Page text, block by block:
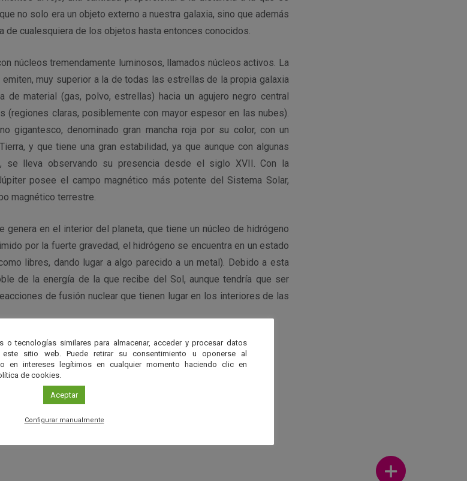
no solo era un objeto externo a nuestra galaxia, sino que además
de cualesquiera de los objetos hasta entonces conocidos.
núcleos tremendamente luminosos, llamados núcleos activos. La
muy superior a la de todas las estrellas de la propia galaxia
material (gas, polvo, estrellas) hacia un agujero negro central
(regiones claras, posiblemente con mayor espesor en las nubes).
gigantesco, denominado gran mancha roja por su color, con un
y que tiene una gran estabilidad, ya que aunque con algunas
se lleva observando su presencia desde el siglo XVII. Con la
posee el campo magnético más potente del Sistema Solar,
magnético terrestre.
genera en el interior del planeta, que tiene un núcleo de hidrógeno
por la fuerte gravedad, el hidrógeno se encuentra en un estado
libres, dando lugar a algo parecido a un metal). Debido a esta
de la energía de la que recibe del Sol, aunque tendría que ser
de fusión nuclear que tienen lugar en los interiores de las
Ver más
o tecnologías similares para almacenar, acceder y procesar datos
sitio web. Puede retirar su consentimiento u oponerse al
en intereses legítimos en cualquier momento haciendo clic en
de cookies.
Aceptar
Configurar manualmente